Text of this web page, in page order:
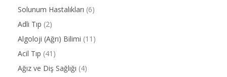
Solunum Hastalıkları (6)
Adli Tıp (2)
Algoloji (Ağrı) Bilimi (11)
Acil Tıp (41)
Ağız ve Diş Sağlığı (4)